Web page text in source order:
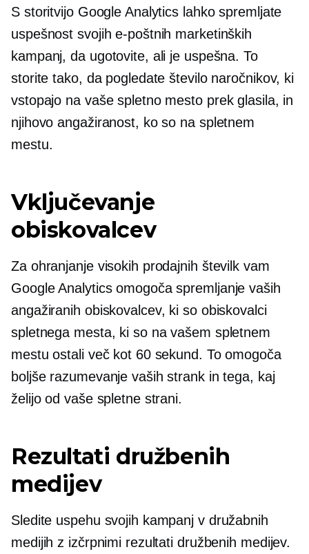
S storitvijo Google Analytics lahko spremljate
uspešnost svojih e-poštnih marketinških
kampanj, da ugotovite, ali je uspešna. To
storite tako, da pogledate število naročnikov, ki
vstopajo na vaše spletno mesto prek glasila, in
njihovo angažiranost, ko so na spletnem
mestu.
Vključevanje
obiskovalcev
Za ohranjanje visokih prodajnih številk vam
Google Analytics omogoča spremljanje vaših
angažiranih obiskovalcev, ki so obiskovalci
spletnega mesta, ki so na vašem spletnem
mestu ostali več kot 60 sekund. To omogoča
boljše razumevanje vaših strank in tega, kaj
želijo od vaše spletne strani.
Rezultati družbenih
medijev
Sledite uspehu svojih kampanj v družabnih
medijih z izčrpnimi rezultati družbenih medijev.